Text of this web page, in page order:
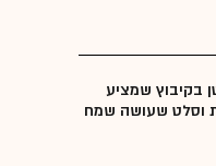
בקיבוץ שמציע
וסלט שעושה שמח